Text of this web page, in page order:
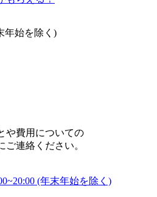
年始を除く)
や費用についての
ご連絡ください。
(年末年始を除く)